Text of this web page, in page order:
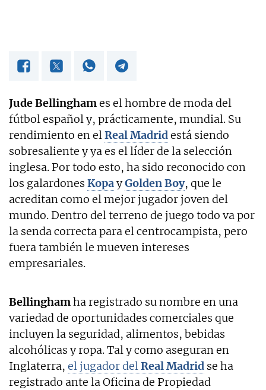
Jude Bellinghames el hombre de moda del
fútbol español y, prácticamente, mundial. Su
rendimiento en elReal Madridestá siendo
sobresaliente y ya es el líder de la selección
inglesa. Por todo esto, ha sido reconocido con
los galardones KopayGolden Boy, que le
acreditan como el mejor jugador joven del
mundo. Dentro del terreno de juego todo va por
la senda correcta para el centrocampista, pero
fuera también le mueven intereses
empresariales.
Bellinghamha registrado su nombre en una
variedad de oportunidades comerciales que
incluyen la seguridad, alimentos, bebidas
alcohólicas y ropa. Tal y como aseguran en
Inglaterra, el jugador delReal Madrid se ha
registrado ante la Oficina de Propiedad